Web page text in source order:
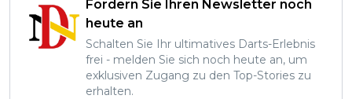
Fordern Sie Ihren Newsletter noch
heute an
Schalten Sie Ihr ultimatives Darts-Erlebnis
frei - melden Sie sich noch heute an, um
exklusiven Zugang zu den Top-Stories zu
erhalten.